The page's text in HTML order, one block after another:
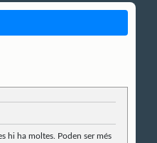
hi ha moltes. Poden ser més